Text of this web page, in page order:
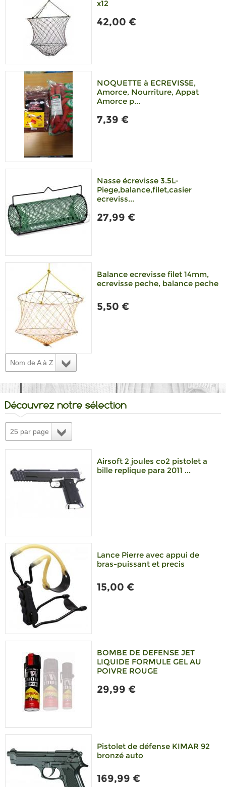
x12
42,00 €
NOQUETTE à ECREVISSE,
Amorce, Nourriture, Appat
Amorce p...
7,39 €
Nasse écrevisse 3.5L-
Piege,balance,filet,casier
ecreviss...
27,99 €
Balance ecrevisse filet 14mm,
ecrevisse peche, balance peche
5,50 €
Nom de A à Z
Découvrez notre sélection
25 par page
Airsoft 2 joules co2 pistolet a
bille replique para 2011 ...
Lance Pierre avec appui de
bras-puissant et precis
15,00 €
BOMBE DE DEFENSE JET
LIQUIDE FORMULE GEL AU
POIVRE ROUGE
29,99 €
Pistolet de défense KIMAR 92
bronzé auto
169,99 €